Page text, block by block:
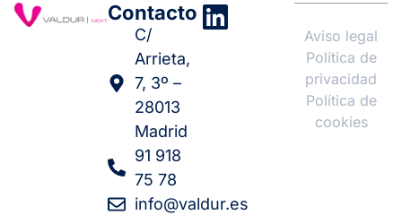
Contacto
C/
Arrieta,
7, 3º –
28013
Madrid
91 918
75 78
info@valdur.es
Aviso legal
Política de
privacidad
Política de
cookies